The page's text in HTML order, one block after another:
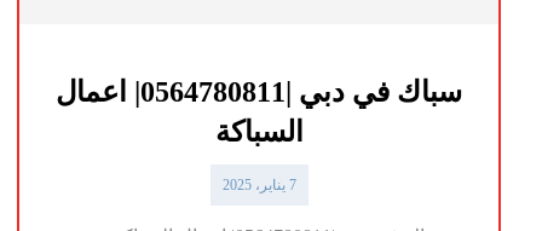
سباك في دبي |0564780811| اعمال
السباكة
7 يناير، 2025